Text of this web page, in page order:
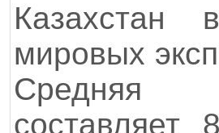
Казахстан
мировых
Средняя
составляет